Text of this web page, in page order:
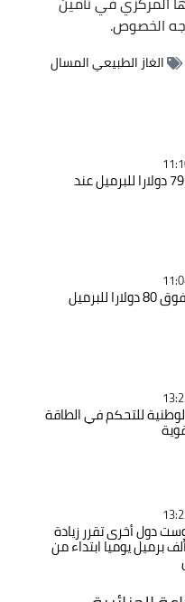
الخصوص.
الغاز الطبيعي المسال
خام برنت فوق 79 دولارا للبرميل عند
للتحكم في الطاقة
دول أخرى تقرر زيادة
ب188 ألف برميل يوميا ابتداء من